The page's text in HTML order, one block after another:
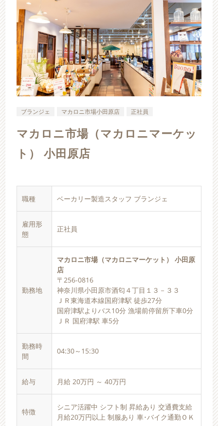
ブランジェ マカロニ市場小田原店 正社員
マカロニ市場（マカロニマーケッ
ト） 小田原店
職種 ベーカリー製造スタッフ ブランジェ
雇用形
態
正社員
勤務地
マカロニ市場（マカロニマーケット） 小田原
店
〒256-0816
神奈川県小田原市酒匂４丁目１３－３３
ＪＲ東海道本線国府津駅 徒歩27分
国府津駅よりバス10分 漁場前停留所下車0分
ＪＲ 国府津駅 車5分
勤務時
間
04:30～15:30
給与 月給 20万円 ～ 40万円
特徴
シニア活躍中 シフト制 昇給あり 交通費支給
月給20万円以上 制服あり 車･バイク通勤ＯＫ